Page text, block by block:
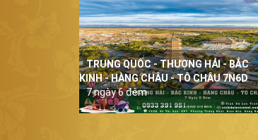
TRUNG QUỐC - THƯỢNG HẢI - BẮC
KINH - HÀNG CHÂU - TÔ CHÂU 7N6D
7 ngày 6 đêm